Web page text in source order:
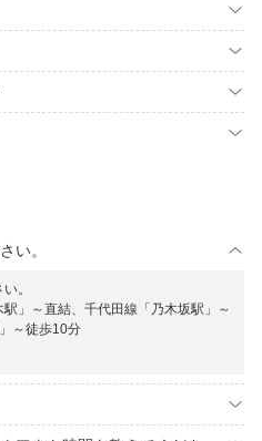
い。
。
」～直結、千代田線「乃木坂駅」～
～徒歩10分